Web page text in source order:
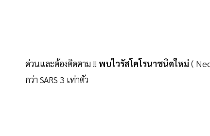
ด่วนและต้องติดตาม !! พบไวรัสโคโรนาชนิดใหม่ (
กว่า SARS 3 เท่าตัว